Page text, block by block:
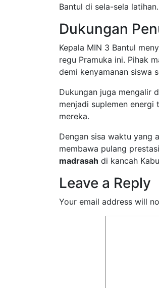
Bantul di sela-sela latihan.
​Dukungan
​Kepala MIN 3 Bantul
regu Pramuka ini. Pihak
demi kenyamanan siswa
​Dukungan juga mengalir
menjadi suplemen
mereka.
​Dengan sisa waktu yang
membawa pulang
madrasah di kancah
Leave a Reply
Your email address will